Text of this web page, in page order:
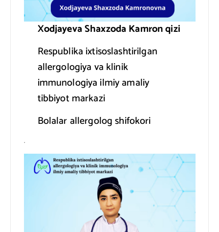
Xodjayeva Shaxzoda Kamron qizi
Respublika ixtisoslashtirilgan
allergologiya va klinik
immunologiya ilmiy amaliy
tibbiyot markazi
Bolalar allergolog shifokori
.